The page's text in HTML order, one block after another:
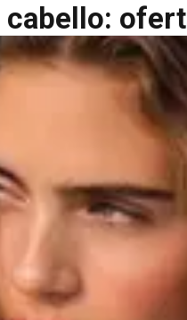
cabello: